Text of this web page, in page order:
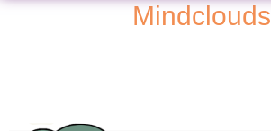
Mindclouds